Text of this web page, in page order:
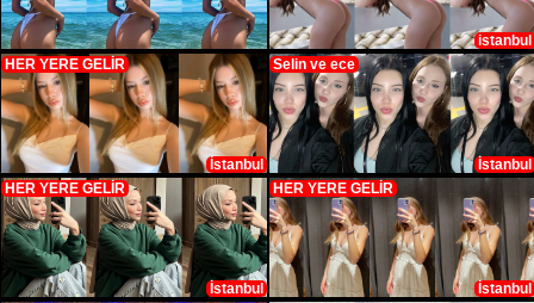
istanbul
HER YERE GELİR
İstanbul
Selin ve ece
İstanbul
HER YERE GELİR
İstanbul
HER YERE GELİR
İstanbul